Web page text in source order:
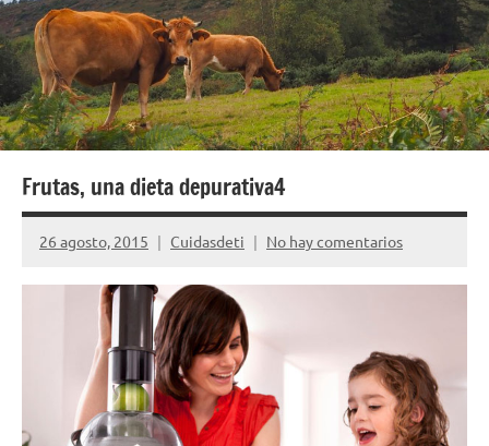
Frutas, una dieta depurativa4
26 agosto, 2015 Cuidasdeti No hay comentarios